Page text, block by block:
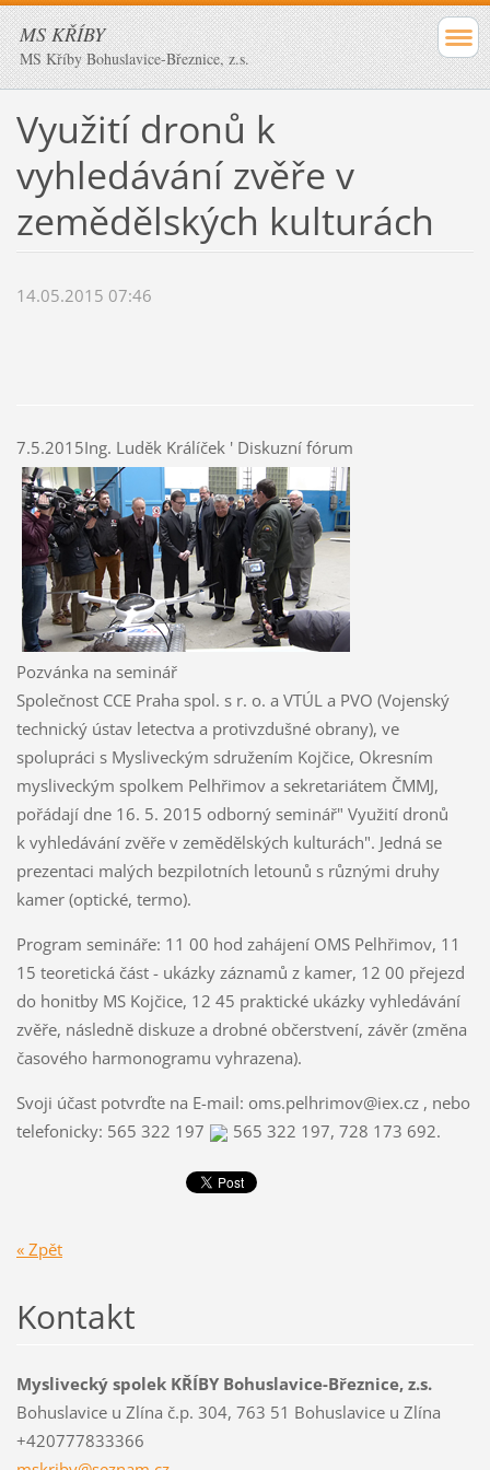
MS KŘÍBY
MS Kříby Bohuslavice-Březnice, z.s.
Využití dronů k
vyhledávání zvěře v
zemědělských kulturách
14.05.2015 07:46
7.5.2015Ing. Luděk Králíček ' Diskuzní fórum
Pozvánka na seminář
Společnost CCE Praha spol. s r. o. a VTÚL a PVO (Vojenský
technický ústav letectva a protivzdušné obrany), ve
spolupráci s Mysliveckým sdružením Kojčice, Okresním
mysliveckým spolkem Pelhřimov a sekretariátem ČMMJ,
pořádají dne 16. 5. 2015 odborný seminář" Využití dronů
k vyhledávání zvěře v zemědělských kulturách". Jedná se
prezentaci malých bezpilotních letounů s různými druhy
kamer (optické, termo).
Program semináře: 11 00 hod zahájení OMS Pelhřimov, 11
15 teoretická část - ukázky záznamů z kamer, 12 00 přejezd
do honitby MS Kojčice, 12 45 praktické ukázky vyhledávání
zvěře, následně diskuze a drobné občerstvení, závěr (změna
časového harmonogramu vyhrazena).
Svoji účast potvrďte na E-mail: oms.pelhrimov@iex.cz , nebo
telefonicky: 565 322 197
565 322 197, 728 173 692.
« Zpět
Kontakt
Myslivecký spolek KŘÍBY Bohuslavice-Březnice, z.s.
Bohuslavice u Zlína č.p. 304, 763 51 Bohuslavice u Zlína
+420777833366